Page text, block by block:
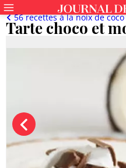
Tarte choco et
56 recettes à la noix de coco